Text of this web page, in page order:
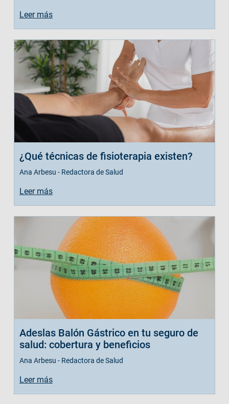
Leer más
¿Qué técnicas de fisioterapia existen?
Ana Arbesu - Redactora de Salud
Leer más
Adeslas Balón Gástrico en tu seguro de
salud: cobertura y beneficios
Ana Arbesu - Redactora de Salud
Leer más